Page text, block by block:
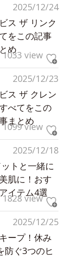
2025/12/24
ス ザ リンク
をこの記事
め
1033 view
2025/12/23
ス ザ クレン
べてをこの
まとめ
1099 view
2025/12/18
トと一緒に
肌に！おす
イテム4選
1828 view
2025/12/25
ープ！休み
防ぐ3つのヒ